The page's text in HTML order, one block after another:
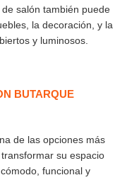
salón también puede
la decoración, y la
y luminosos.
BUTARQUE
de las opciones más
su espacio
funcional y